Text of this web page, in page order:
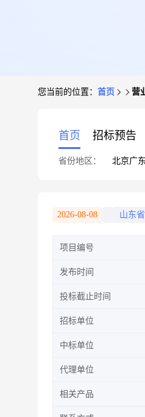
您当前的位置： 首页 营
首页 招标预告
省份地区： 北京广东
2026-08-08 山东省
项目编号
发布时间
投标截止时间
招标单位
中标单位
代理单位
相关产品